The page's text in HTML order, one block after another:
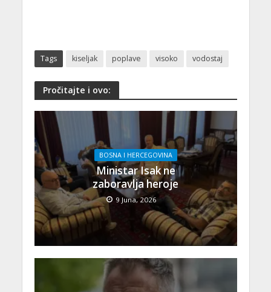
Tags kiseljak poplave visoko vodostaj
Pročitajte i ovo:
BOSNA I HERCEGOVINA
Ministar Isak ne
zaboravlja heroje
9 Juna, 2026